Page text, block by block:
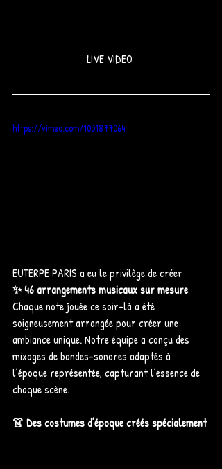
LIVE VIDEO
https://vimeo.com/1051877064
EUTERPE PARIS a eu le privilège de créer
✨ 46 arrangements musicaux sur mesure
Chaque note jouée ce soir-là a été
soigneusement arrangée pour créer une
ambiance unique. Notre équipe a conçu des
mixages de bandes-sonores adaptés à
l’époque représentée, capturant l’essence de
chaque scène.
👗 Des costumes d’époque créés spécialement